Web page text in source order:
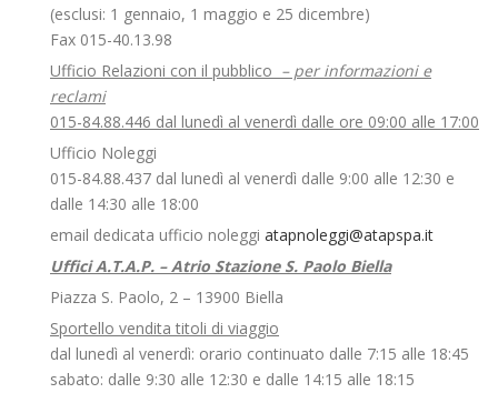
(esclusi: 1 gennaio, 1 maggio e 25 dicembre)
Fax 015-40.13.98
Ufficio Relazioni con il pubblico – per informazioni e
reclami
015-84.88.446 dal lunedì al venerdì dalle ore 09:00 alle 17:00
Ufficio Noleggi
015-84.88.437 dal lunedì al venerdì dalle 9:00 alle 12:30 e
dalle 14:30 alle 18:00
email dedicata ufficio noleggi atapnoleggi@atapspa.it
Uffici A.T.A.P. – Atrio Stazione S. Paolo Biella
Piazza S. Paolo, 2 – 13900 Biella
Sportello vendita titoli di viaggio
dal lunedì al venerdì: orario continuato dalle 7:15 alle 18:45
sabato: dalle 9:30 alle 12:30 e dalle 14:15 alle 18:15